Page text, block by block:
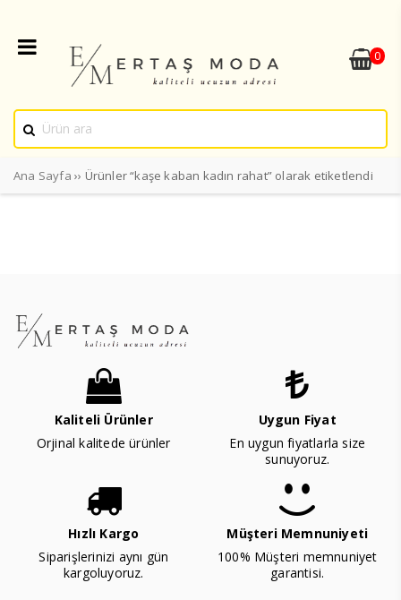
0
Ana Sayfa ›› Ürünler “kaşe kaban kadın rahat” olarak etiketlendi
Kaliteli Ürünler
Orjinal kalitede ürünler
Uygun Fiyat
En uygun fiyatlarla size
sunuyoruz.
Hızlı Kargo
Siparişlerinizi aynı gün
kargoluyoruz.
Müşteri Memnuniyeti
100% Müşteri memnuniyet
garantisi.